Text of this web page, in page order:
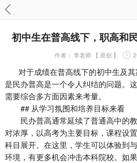
初中生在普高线下，职高和
作者： 李老师 【 原创 】
对于成绩在普高线下的初中生及其
是民办普高是一个令人纠结的问题。
需要综合多方面因素来考量。
## 从学习氛围和培养目标来看
民办普高通常延续了普通高中的
对浓厚，以高考为主要目标，课程设
科目展开。在这里，学生可以体验到
环境，有更多机会冲击本科院校。如